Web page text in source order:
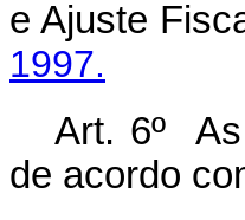
e Ajuste
1997.
Art. 6º As
de acordo